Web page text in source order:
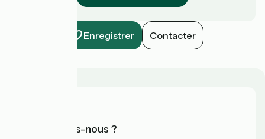
Enregistrer Contacter
Qui sommes-nous ?